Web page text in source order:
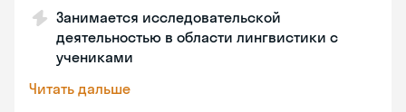
Занимается исследовательской
деятельностью в области лингвистики с
учениками
Читать дальше